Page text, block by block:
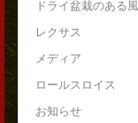
ドライ盆栽のある
レクサス
メディア
ロールスロイス
お知らせ